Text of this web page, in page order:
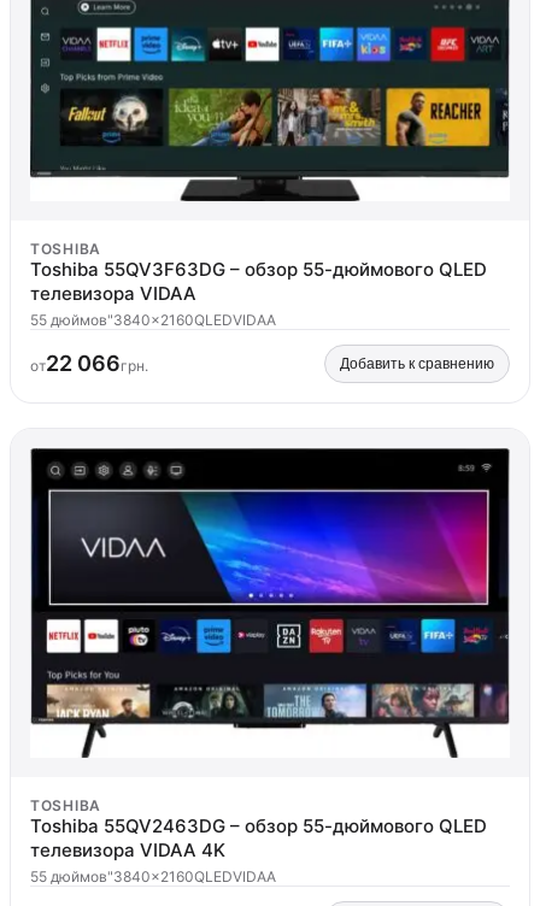
TOSHIBA
Toshiba 55QV3F63DG – обзор 55-дюймового QLED
телевизора VIDAA
55 дюймов"3840x2160QLEDVIDAA
от22 066грн. Добавить к сравнению
TOSHIBA
Toshiba 55QV2463DG – обзор 55-дюймового QLED
телевизора VIDAA 4K
55 дюймов"3840x2160QLEDVIDAA